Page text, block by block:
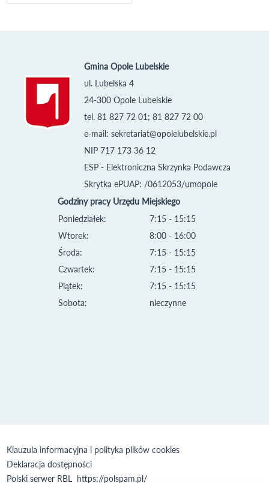
Gmina Opole Lubelskie
ul. Lubelska 4
24-300 Opole Lubelskie
tel. 81 827 72 01; 81 827 72 00
e-mail: sekretariat@opolelubelskie.pl
NIP 717 173 36 12
ESP - Elektroniczna Skrzynka Podawcza
Skrytka ePUAP: /0612053/umopole
Godziny pracy Urzędu Miejskiego
Poniedziałek:
Wtorek:
Środa:
Czwartek:
Piątek:
Sobota:
7:15 - 15:15
8:00 - 16:00
7:15 - 15:15
7:15 - 15:15
7:15 - 15:15
nieczynne
Klauzula informacyjna i polityka plików cookies
Deklaracja dostępności
Polski serwer RBL https://polspam.pl/